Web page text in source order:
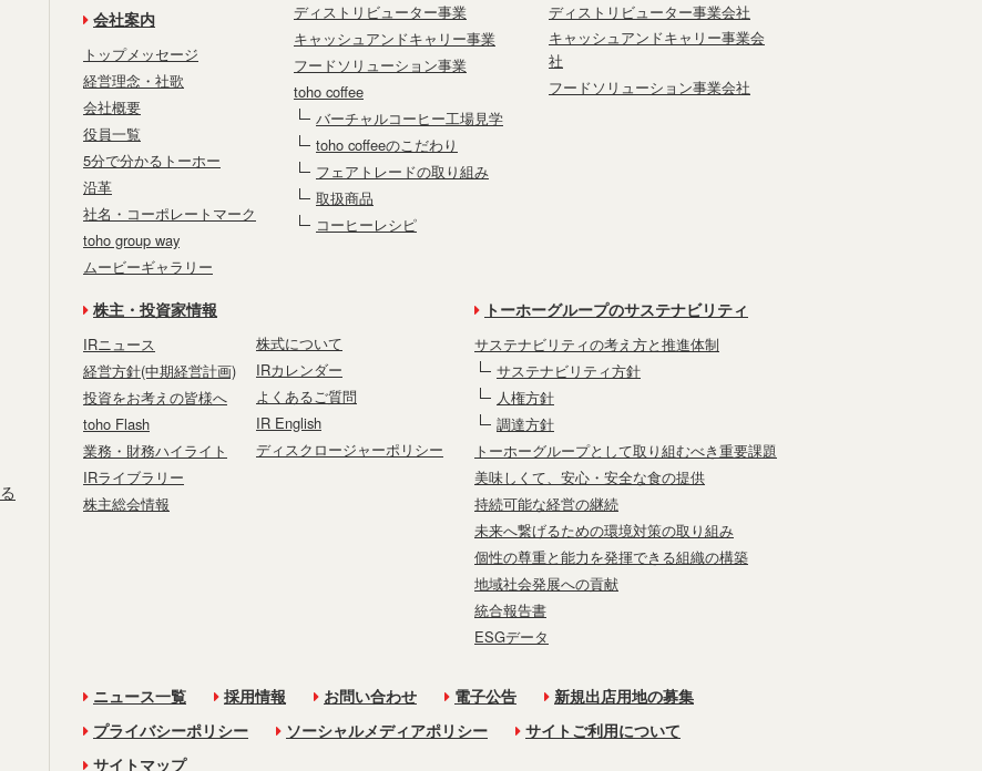
会社案内
トップメッセージ
経営理念・社歌
会社概要
役員一覧
5分で分かるトーホー
沿革
社名・コーポレートマーク
toho group way
ムービーギャラリー
ディストリビューター事業
キャッシュアンドキャリー事業
フードソリューション事業
toho coffee
バーチャルコーヒー工場見学
toho coffeeのこだわり
フェアトレードの取り組み
取扱商品
コーヒーレシピ
ディストリビューター事業会社
キャッシュアンドキャリー事業会
社
フードソリューション事業会社
株主・投資家情報
IRニュース
経営方針(中期経営計画)
投資をお考えの皆様へ
toho Flash
業務・財務ハイライト
IRライブラリー
株主総会情報
株式について
IRカレンダー
よくあるご質問
IR English
ディスクロージャーポリシー
トーホーグループのサステナビリティ
サステナビリティの考え方と推進体制
サステナビリティ方針
人権方針
調達方針
トーホーグループとして取り組むべき重要課題
美味しくて、安心・安全な食の提供
持続可能な経営の継続
未来へ繋げるための環境対策の取り組み
個性の尊重と能力を発揮できる組織の構築
地域社会発展への貢献
統合報告書
ESGデータ
ニュース一覧 採用情報 お問い合わせ 電子公告
新規出店用地の募集
プライバシーポリシー
ソーシャルメディアポリシー
サイトご利用について
サイトマップ